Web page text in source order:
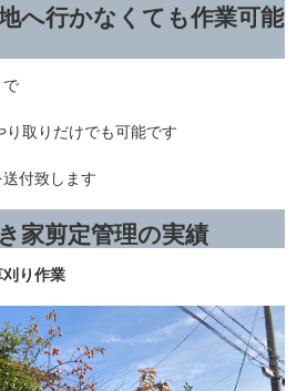
へ行かなくても作業可能
取りだけでも可能です
付致します
家剪定管理の実績
り作業